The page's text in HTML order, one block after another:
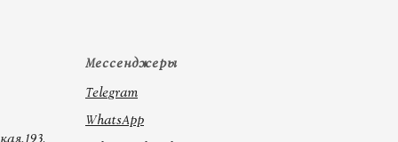
Мессенджеры
Telegram
WhatsApp